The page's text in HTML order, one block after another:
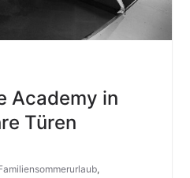
Academy in
Türen
,